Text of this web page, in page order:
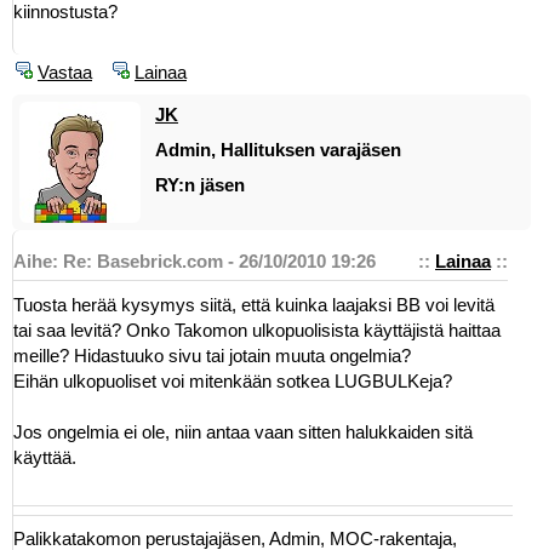
kiinnostusta?
Vastaa Lainaa
JK
Admin, Hallituksen varajäsen
RY:n jäsen
:: Lainaa::
Aihe: Re: Basebrick.com - 26/10/2010 19:26
Tuosta herää kysymys siitä, että kuinka laajaksi BB voi levitä
tai saa levitä? Onko Takomon ulkopuolisista käyttäjistä haittaa
meille? Hidastuuko sivu tai jotain muuta ongelmia?
Eihän ulkopuoliset voi mitenkään sotkea LUGBULKeja?
Jos ongelmia ei ole, niin antaa vaan sitten halukkaiden sitä
käyttää.
Palikkatakomon perustajajäsen, Admin, MOC-rakentaja,